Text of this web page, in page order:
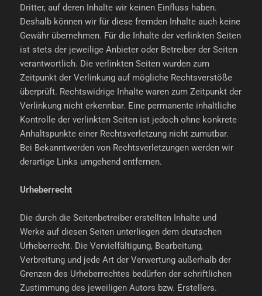
Dritter, auf deren Inhalte wir keinen Einfluss haben.
Deshalb können wir für diese fremden Inhalte auch keine
Gewähr übernehmen. Für die Inhalte der verlinkten Seiten
ist stets der jeweilige Anbieter oder Betreiber der Seiten
verantwortlich. Die verlinkten Seiten wurden zum
Zeitpunkt der Verlinkung auf mögliche Rechtsverstöße
überprüft. Rechtswidrige Inhalte waren zum Zeitpunkt der
Verlinkung nicht erkennbar. Eine permanente inhaltliche
Kontrolle der verlinkten Seiten ist jedoch ohne konkrete
Anhaltspunkte einer Rechtsverletzung nicht zumutbar.
Bei Bekanntwerden von Rechtsverletzungen werden wir
derartige Links umgehend entfernen.
Urheberrecht
Die durch die Seitenbetreiber erstellten Inhalte und
Werke auf diesen Seiten unterliegen dem deutschen
Urheberrecht. Die Vervielfältigung, Bearbeitung,
Verbreitung und jede Art der Verwertung außerhalb der
Grenzen des Urheberrechtes bedürfen der schriftlichen
Zustimmung des jeweiligen Autors bzw. Erstellers.